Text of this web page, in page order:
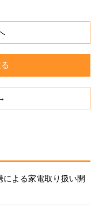
よる家電取り扱い開